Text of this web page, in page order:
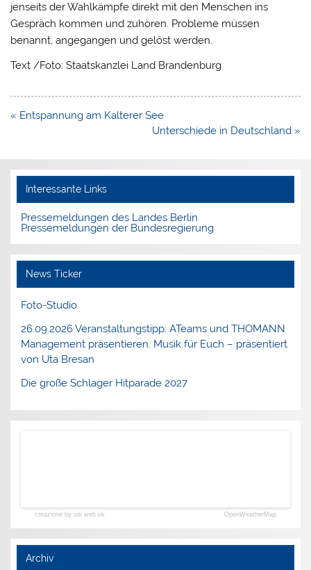
jenseits der Wahlkämpfe direkt mit den Menschen ins
Gespräch kommen und zuhören. Probleme müssen
benannt, angegangen und gelöst werden.
Text /Foto: Staatskanzlei Land Brandenburg
Beitragsnavigation
« Entspannung am Kalterer See
Unterschiede in Deutschland »
Interessante Links
Pressemeldungen des Landes Berlin
Pressemeldungen der Bundesregierung
News Ticker
Foto-Studio
26.09.2026 Veranstaltungstipp: ATeams und THOMANN
Management präsentieren. Musik für Euch – präsentiert
von Uta Bresan
Die große Schlager Hitparade 2027
creazione by siti web ok OpenWeatherMap
Archiv